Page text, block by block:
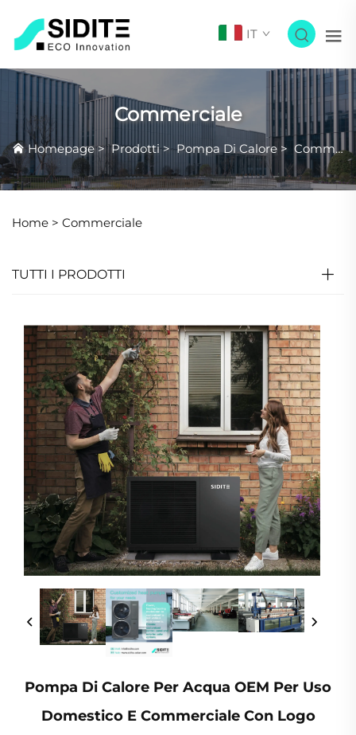
IT
Commerciale
Homepage>Prodotti>Pompa Di Calore > Commerciale
Home > Commerciale
TUTTI I PRODOTTI
Pompa Di Calore Per Acqua OEM Per Uso
Domestico E Commerciale Con Logo